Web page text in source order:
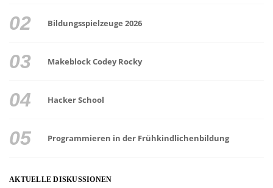
Bildungsspielzeuge 2026
Makeblock Codey Rocky
Hacker School
Programmieren in der Frühkindlichenbildung
AKTUELLE DISKUSSIONEN